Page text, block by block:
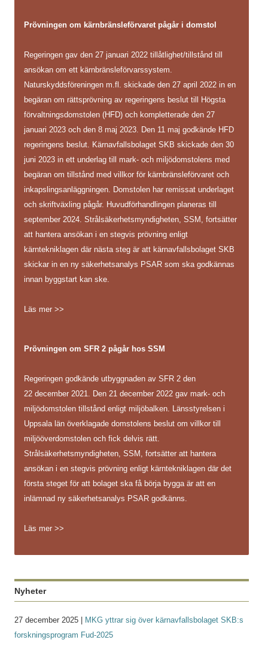
Prövningen om kärnbränsleförvaret pågår i domstol
Regeringen gav den 27 januari 2022 tillåtlighet/tillstånd till
ansökan om ett kärnbränsleförvarssystem.
Naturskyddsföreningen m.fl. skickade den 27 april 2022 in en
begäran om rättsprövning av regeringens beslut till Högsta
förvaltningsdomstolen (HFD) och kompletterade den 27
januari 2023 och den 8 maj 2023. Den 11 maj godkände HFD
regeringens beslut. Kärnavfallsbolaget SKB skickade den 30
juni 2023 in ett underlag till mark- och miljödomstolens med
begäran om tillstånd med villkor för kärnbränsleförvaret och
inkapslingsanläggningen. Domstolen har remissat underlaget
och skriftväxling pågår. Huvudförhandlingen planeras till
september 2024. Strålsäkerhetsmyndigheten, SSM, fortsätter
att hantera ansökan i en stegvis prövning enligt
kärntekniklagen där nästa steg är att kärnavfallsbolaget SKB
skickar in en ny säkerhetsanalys PSAR som ska godkännas
innan byggstart kan ske.
Läs mer >>
Prövningen om SFR 2 pågår hos SSM
Regeringen godkände utbyggnaden av SFR 2 den
22 december 2021. Den 21 december 2022 gav mark- och
miljödomstolen tillstånd enligt miljöbalken. Länsstyrelsen i
Uppsala län överklagade domstolens beslut om villkor till
miljööverdomstolen och fick delvis rätt.
Strålsäkerhetsmyndigheten, SSM, fortsätter att hantera
ansökan i en stegvis prövning enligt kärntekniklagen där det
första steget för att bolaget ska få börja bygga är att en
inlämnad ny säkerhetsanalys PSAR godkänns.
Läs mer >>
Nyheter
27 december 2025 |
MKG yttrar sig över kärnavfallsbolaget SKB:s
forskningsprogram Fud-2025